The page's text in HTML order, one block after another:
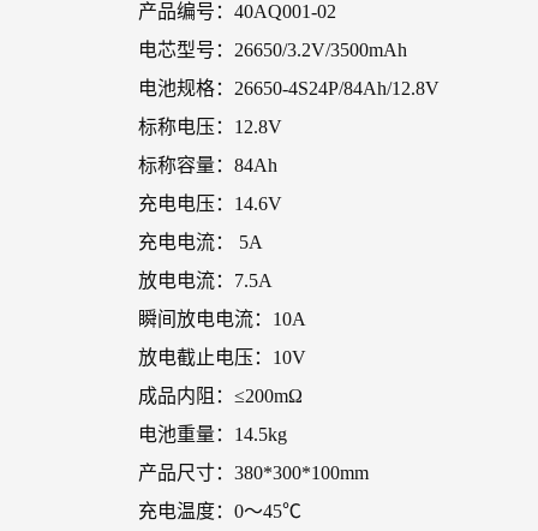
产品编号：40AQ001-02
电芯型号：26650/3.2V/3500mAh
电池规格：26650-4S24P/84Ah/12.8V
标称电压：12.8V
标称容量：84Ah
充电电压：14.6V
充电电流： 5A
放电电流：7.5A
瞬间放电电流：10A
放电截止电压：10V
成品内阻：≤200mΩ
电池重量：14.5kg
产品尺寸：380*300*100mm
充电温度：0～45℃